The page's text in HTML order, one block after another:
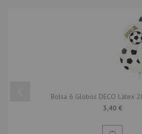
Bolsa 6 Globos DECO Látex
3,40 €